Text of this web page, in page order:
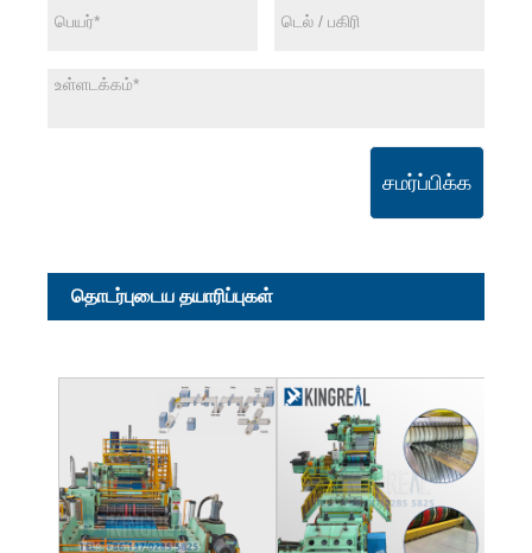
சமர்ப்பிக்க
தொடர்புடைய தயாரிப்புகள்